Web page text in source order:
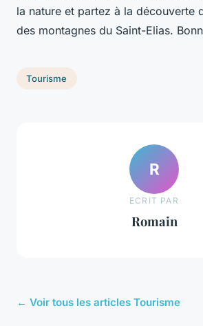
la nature et partez à la découverte
des montagnes du Saint-Elias.
Tourisme
R
ECRIT PAR
Romain
← Voir tous les articles Tourisme